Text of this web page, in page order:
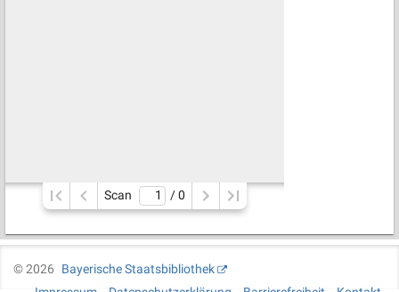
Scan / 0
©2026
Bayerische Staatsbibliothek